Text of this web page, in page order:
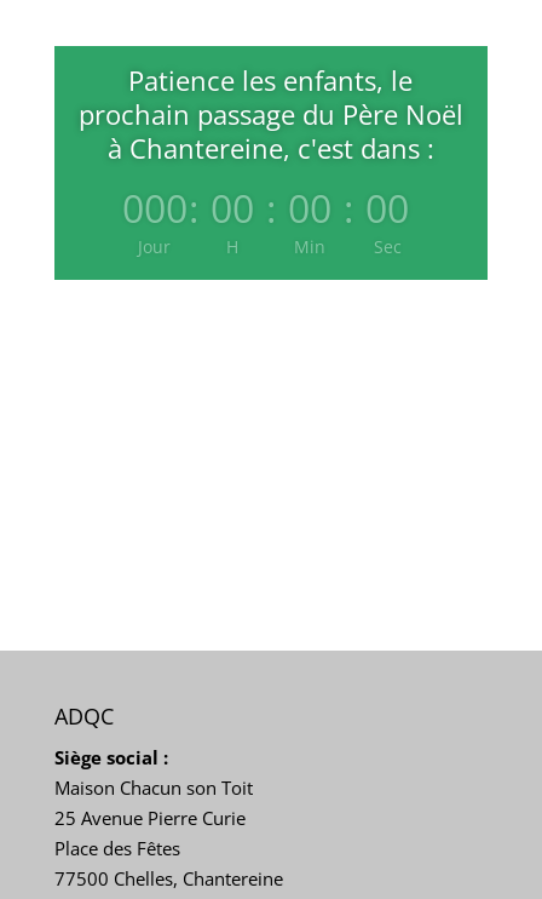
Patience les enfants, le
prochain passage du Père Noël
à Chantereine, c'est dans :
000
Jour
00
H
00
Min
00
Sec
ADQC
Siège social :
Maison Chacun son Toit
25 Avenue Pierre Curie
Place des Fêtes